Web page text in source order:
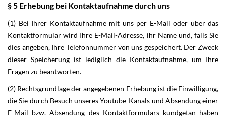
§ 5 Erhebung bei Kontaktaufnahme durch uns
(1) Bei Ihrer Kontaktaufnahme mit uns per E-Mail oder über das
Kontaktformular wird Ihre E-Mail-Adresse, ihr Name und, falls Sie
dies angeben, Ihre Telefonnummer von uns gespeichert. Der Zweck
dieser Speicherung ist lediglich die Kontaktaufnahme, um Ihre
Fragen zu beantworten.
(2) Rechtsgrundlage der angegebenen Erhebung ist die Einwilligung,
die Sie durch Besuch unseres Youtube-Kanals und Absendung einer
E-Mail bzw. Absendung des Kontaktformulars kundgetan haben